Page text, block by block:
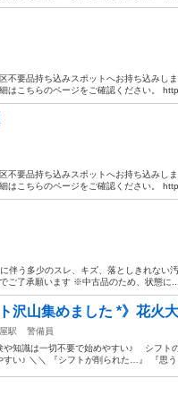
品持ち込みスポットへお持ち込みしま
こちらのページをご確認ください。
品持ち込みスポットへお持ち込みしま
こちらのページをご確認ください。
伴う多少のスレ、キズ、落としきれない
ご了承願います ※中古品のため、状態に...
沢山集めました *》花火
駅
警備員
識は一切不要で始めやすい♪ シフト
い♪ ＼＼ 『シフトが削られた…』 『思う